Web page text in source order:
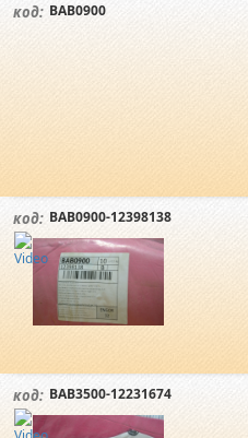
код: BAB0900
код: BAB0900-12398138
код: BAB3500-12231674